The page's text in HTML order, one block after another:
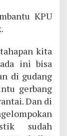
KPU
kita
ini bisa
di gudang
gerbang
Dan di
sudah